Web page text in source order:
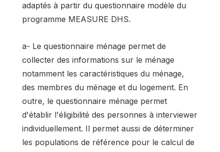
adaptés à partir du questionnaire modèle du
programme MEASURE DHS.
a- Le questionnaire ménage permet de
collecter des informations sur le ménage
notamment les caractéristiques du ménage,
des membres du ménage et du logement. En
outre, le questionnaire ménage permet
d'établir l'éligibilité des personnes à interviewer
individuellement. Il permet aussi de déterminer
les populations de référence pour le calcul de